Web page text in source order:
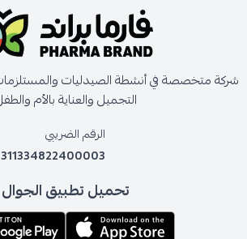
شركة متخصصة في أنشطة الصيدليات
التجميل والعناية بالأم
الرقم الضريبي
311334822400003
تحميل تطبيق الجوال